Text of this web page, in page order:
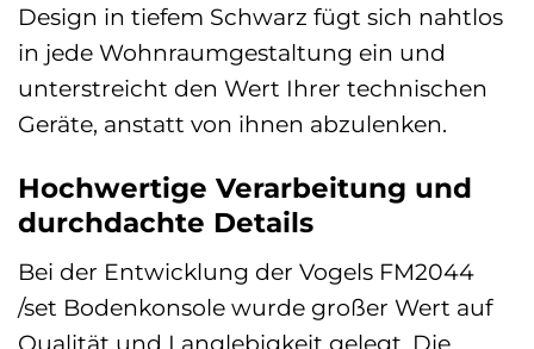
Design in tiefem Schwarz fügt sich nahtlos
in jede Wohnraumgestaltung ein und
unterstreicht den Wert Ihrer technischen
Geräte, anstatt von ihnen abzulenken.
Hochwertige Verarbeitung und
durchdachte Details
Bei der Entwicklung der Vogels FM2044
/set Bodenkonsole wurde großer Wert auf